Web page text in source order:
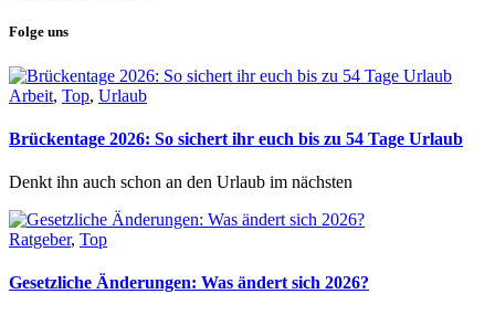
Folge uns
Arbeit, Top, Urlaub
Brückentage 2026: So sichert ihr euch bis zu 54 Tage Urlaub
Denkt ihn auch schon an den Urlaub im nächsten
Ratgeber, Top
Gesetzliche Änderungen: Was ändert sich 2026?